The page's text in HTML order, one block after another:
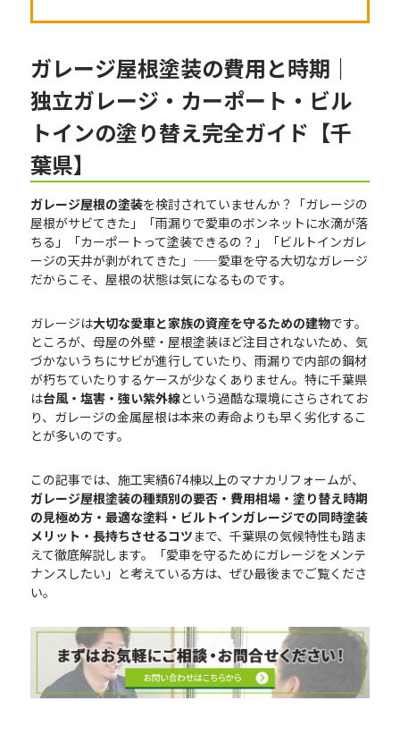
ガレージ屋根塗装の費用と時期｜
独立ガレージ・カーポート・ビル
トインの塗り替え完全ガイド【千
葉県】
ガレージ屋根の塗装を検討されていませんか？「ガレージの
屋根がサビてきた」「雨漏りで愛車のボンネットに水滴が落
ちる」「カーポートって塗装できるの？」「ビルトインガレ
ージの天井が剥がれてきた」——愛車を守る大切なガレージ
だからこそ、屋根の状態は気になるものです。
ガレージは大切な愛車と家族の資産を守るための建物です。
ところが、母屋の外壁・屋根塗装ほど注目されないため、気
づかないうちにサビが進行していたり、雨漏りで内部の鋼材
が朽ちていたりするケースが少なくありません。特に千葉県
は台風・塩害・強い紫外線という過酷な環境にさらされてお
り、ガレージの金属屋根は本来の寿命よりも早く劣化するこ
とが多いのです。
この記事では、施工実績674棟以上のマナカリフォームが、
ガレージ屋根塗装の種類別の要否・費用相場・塗り替え時期
の見極め方・最適な塗料・ビルトインガレージでの同時塗装
メリット・長持ちさせるコツまで、千葉県の気候特性も踏ま
えて徹底解説します。「愛車を守るためにガレージをメンテ
ナンスしたい」と考えている方は、ぜひ最後までご覧くださ
い。